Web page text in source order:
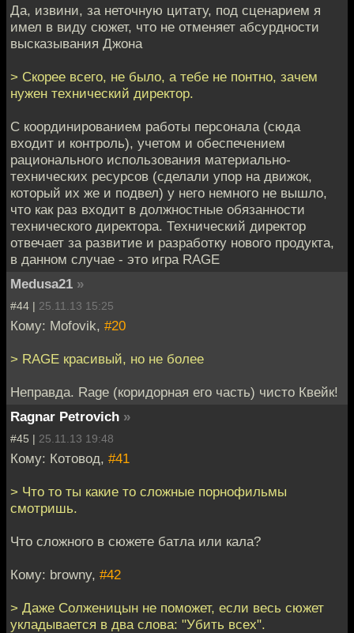
Да, извини, за неточную цитату, под сценарием я
имел в виду сюжет, что не отменяет абсурдности
высказывания Джона
> Скорее всего, не было, а тебе не понтно, зачем
нужен технический директор.
С координированием работы персонала (сюда
входит и контроль), учетом и обеспечением
рационального использования материально-
технических ресурсов (сделали упор на движок,
который их же и подвел) у него немного не вышло,
что как раз входит в должностные обязанности
технического директора. Технический директор
отвечает за развитие и разработку нового продукта,
в данном случае - это игра RAGE
Medusa21 »
#44 | 25.11.13 15:25
Кому: Mofovik, #20
> RAGE красивый, но не более
Неправда. Rage (коридорная его часть) чисто Квейк!
Ragnar Petrovich »
#45 | 25.11.13 19:48
Кому: Котовод, #41
> Что то ты какие то сложные порнофильмы
смотришь.
Что сложного в сюжете батла или кала?
Кому: browny, #42
> Даже Солженицын не поможет, если весь сюжет
укладывается в два слова: "Убить всех".